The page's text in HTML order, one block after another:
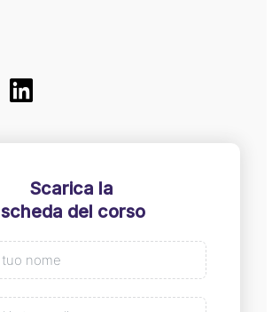
Scarica la
scheda del corso